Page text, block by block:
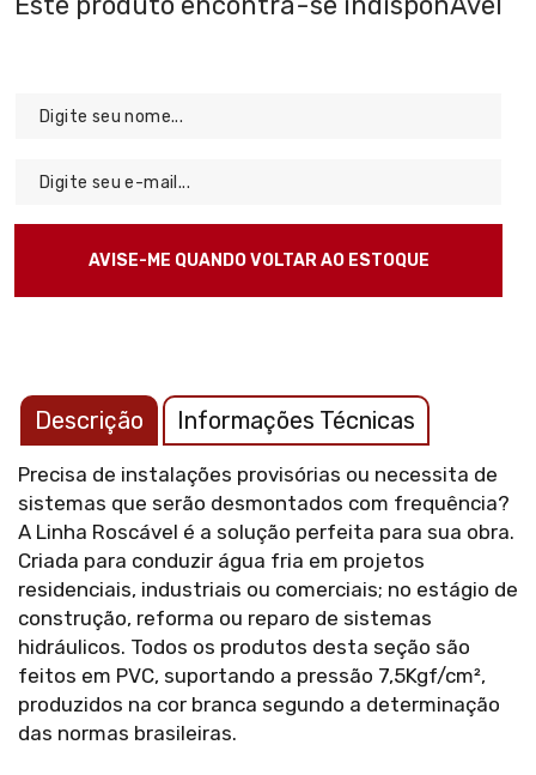
Descrição Informações Técnicas
Precisa de instalações provisórias ou necessita de
sistemas que serão desmontados com frequência?
A Linha Roscável é a solução perfeita para sua obra.
Criada para conduzir água fria em projetos
residenciais, industriais ou comerciais; no estágio de
construção, reforma ou reparo de sistemas
hidráulicos. Todos os produtos desta seção são
feitos em PVC, suportando a pressão 7,5Kgf/cm²,
produzidos na cor branca segundo a determinação
das normas brasileiras.